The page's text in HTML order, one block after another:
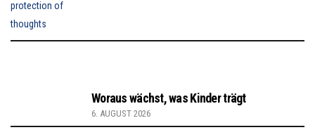
Woraus wächst, was Kinder trägt
6. AUGUST 2026